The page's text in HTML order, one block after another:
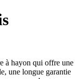
à hayon qui offre une
une longue garantie